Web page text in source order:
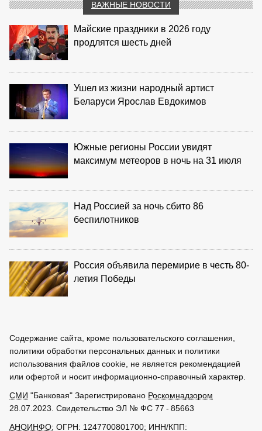
ВАЖНЫЕ НОВОСТИ
Майские праздники в 2026 году
продлятся шесть дней
Ушел из жизни народный артист
Беларуси Ярослав Евдокимов
Южные регионы России увидят
максимум метеоров в ночь на 31 июля
Над Россией за ночь сбито 86
беспилотников
Россия объявила перемирие в честь 80-
летия Победы
Содержание сайта, кроме пользовательского соглашения,
политики обработки персональных данных и политики
использования файлов cookie, не является рекомендацией
или офертой и носит информационно-справочный характер.
СМИ "Банковая" Зарегистрировано Роскомнадзором
28.07.2023. Свидетельство ЭЛ № ФС 77 - 85663
АНОИНФО; ОГРН: 1247700801700; ИНН/КПП: